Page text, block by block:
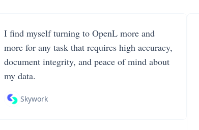
I find myself turning to OpenL more and
more for any task that requires high accuracy,
document integrity, and peace of mind about
my data.
Skywork